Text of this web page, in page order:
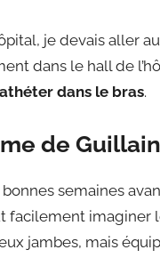
je devais aller
dans le hall de
dans le bras.
de
semaines
facilement
jambes, mais